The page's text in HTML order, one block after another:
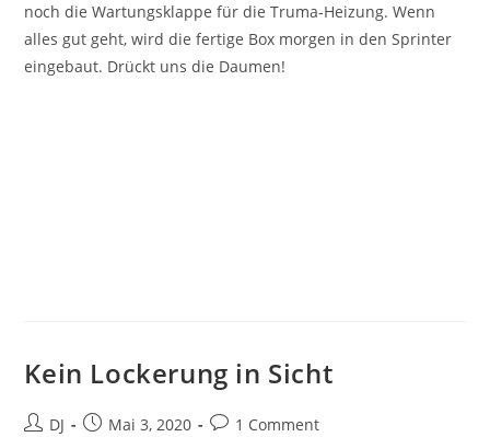
noch die Wartungsklappe für die Truma-Heizung. Wenn
alles gut geht, wird die fertige Box morgen in den Sprinter
eingebaut. Drückt uns die Daumen!
Kein Lockerung in Sicht
Beitrags-
DJ
BeitragMai 3, 2020
Beitrags-
1 Comment